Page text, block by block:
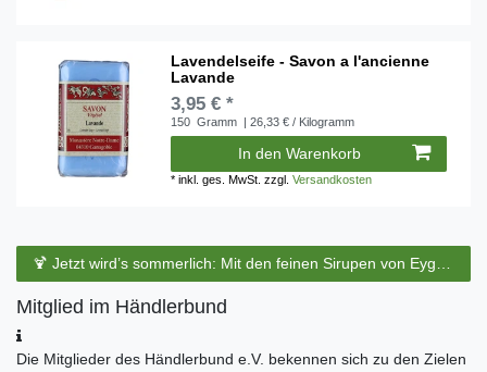
Lavendelseife - Savon a l'ancienne
Lavande
3,95 € *
150 Gramm | 26,33 € / Kilogramm
In den Warenkorb
*inkl. ges. MwSt. zzgl.Versandkosten
🍹 Jetzt wird’s sommerlich: Mit den feinen Sirupen von Eyguebelle entstehen erfrischende Cocktails und köstliche Sommerdrinks.
Mitglied im Händlerbund
Die Mitglieder des Händlerbund e.V. bekennen sich zu den Zielen